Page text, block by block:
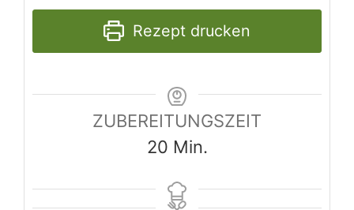
Rezept drucken
ZUBEREITUNGSZEIT
20Minuten
Min.